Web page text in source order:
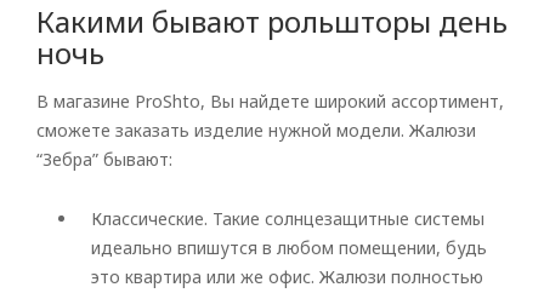
Какими бывают рольшторы день
ночь
В магазине ProShto, Вы найдете широкий ассортимент,
сможете заказать изделие нужной модели. Жалюзи
“Зебра” бывают:
Классические. Такие солнцезащитные системы
идеально впишутся в любом помещении, будь
это квартира или же офис. Жалюзи полностью